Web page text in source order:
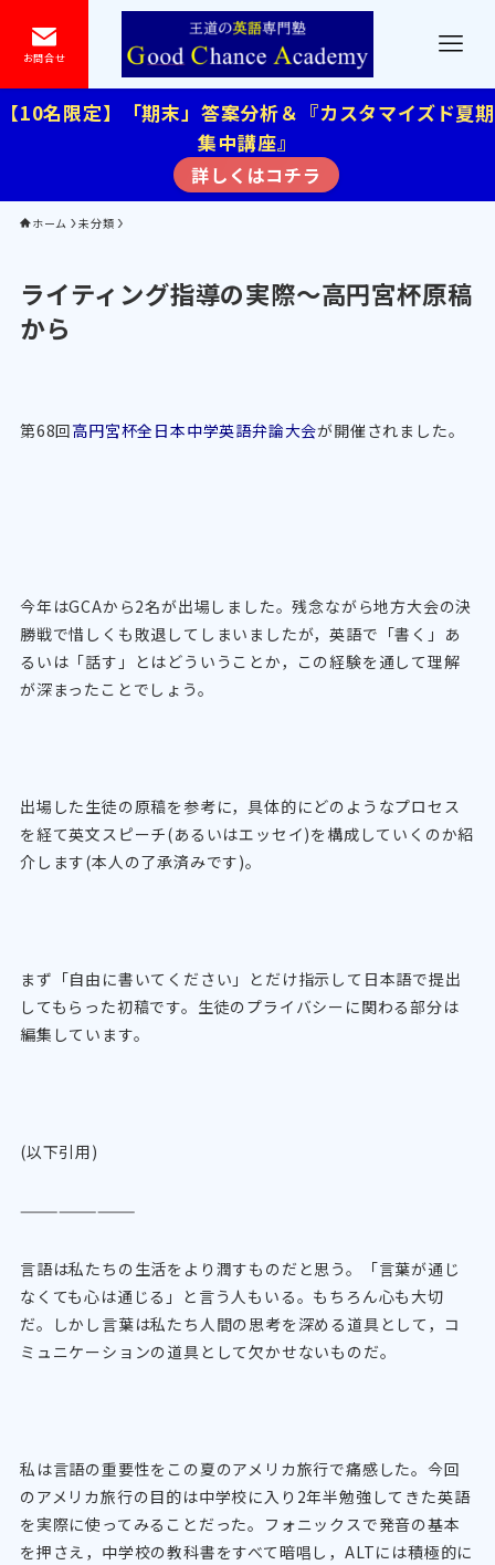
お問合せ
【10名限定】「期末」答案分析＆『カスタマイズド夏期
集中講座』
詳しくはコチラ
ホーム 未分類
ライティング指導の実際～高円宮杯原稿
から
第68回高円宮杯全日本中学英語弁論大会が開催されました。
今年はGCAから2名が出場しました。残念ながら地方大会の決
勝戦で惜しくも敗退してしまいましたが，英語で「書く」あ
るいは「話す」とはどういうことか，この経験を通して理解
が深まったことでしょう。
出場した生徒の原稿を参考に，具体的にどのようなプロセス
を経て英文スピーチ(あるいはエッセイ)を構成していくのか紹
介します(本人の了承済みです)。
まず「自由に書いてください」とだけ指示して日本語で提出
してもらった初稿です。生徒のプライバシーに関わる部分は
編集しています。
(以下引用)
—————————
言語は私たちの生活をより潤すものだと思う。「言葉が通じ
なくても心は通じる」と言う人もいる。もちろん心も大切
だ。しかし言葉は私たち人間の思考を深める道具として，コ
ミュニケーションの道具として欠かせないものだ。
私は言語の重要性をこの夏のアメリカ旅行で痛感した。今回
のアメリカ旅行の目的は中学校に入り2年半勉強してきた英語
を実際に使ってみることだった。フォニックスで発音の基本
を押さえ，中学校の教科書をすべて暗唱し，ALTには積極的に